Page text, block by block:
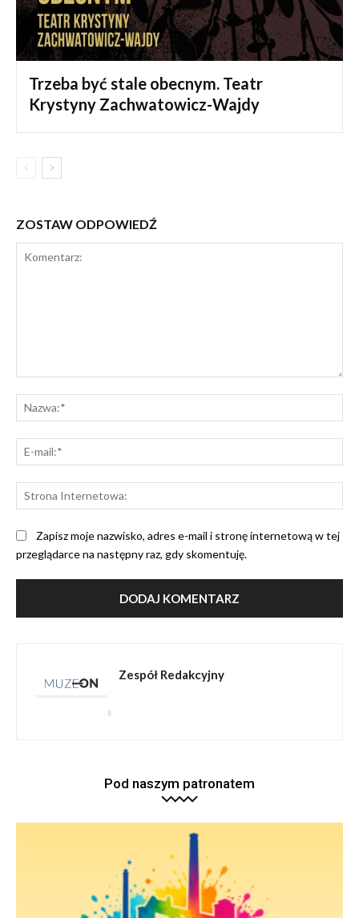
Trzeba być stale obecnym. Teatr
Krystyny Zachwatowicz-Wajdy
ZOSTAW ODPOWIEDŹ
Zapisz moje nazwisko, adres e-mail i stronę internetową w tej
przeglądarce na następny raz, gdy skomentuję.
Zespół Redakcyjny
Pod naszym patronatem